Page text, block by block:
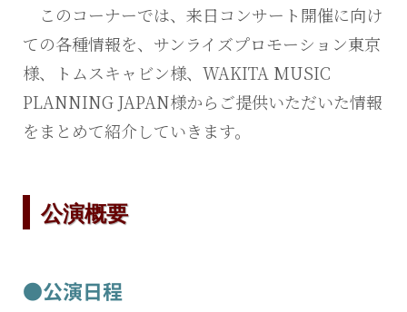
このコーナーでは、来日コンサート開催に向け
ての各種情報を、サンライズプロモーション東京
様、トムスキャビン様、WAKITA MUSIC
PLANNING JAPAN様からご提供いただいた情報
をまとめて紹介していきます。
公演概要
●公演日程